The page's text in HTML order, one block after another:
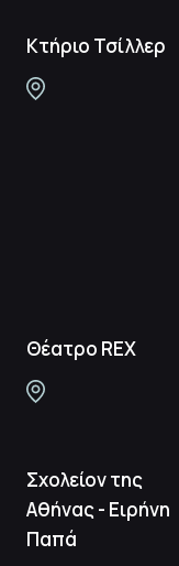
Κτήριο Τσίλλερ
Θέατρο REX
Σχολείον της
Αθήνας - Ειρήνη
Παπά